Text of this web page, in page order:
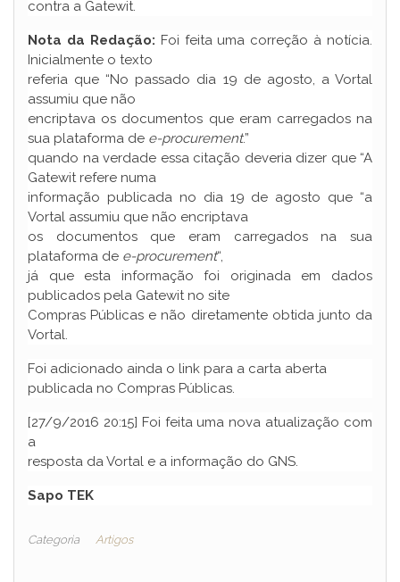
contra a Gatewit.
Nota da Redação: Foi feita uma correção à notícia.
Inicialmente o texto
referia que “No passado dia 19 de agosto, a Vortal
assumiu que não
encriptava os documentos que eram carregados na
sua plataforma de e-procurement.”
quando na verdade essa citação deveria dizer que “A
Gatewit refere numa
informação publicada no dia 19 de agosto que “a
Vortal assumiu que não encriptava
os documentos que eram carregados na sua
plataforma de e-procurement“,
já que esta informação foi originada em dados
publicados pela Gatewit no site
Compras Públicas e não diretamente obtida junto da
Vortal.
Foi adicionado ainda o link para a carta aberta
publicada no Compras Públicas.
[27/9/2016 20:15] Foi feita uma nova atualização com
a
resposta da Vortal e a informação do GNS.
Sapo TEK
Categoria Artigos